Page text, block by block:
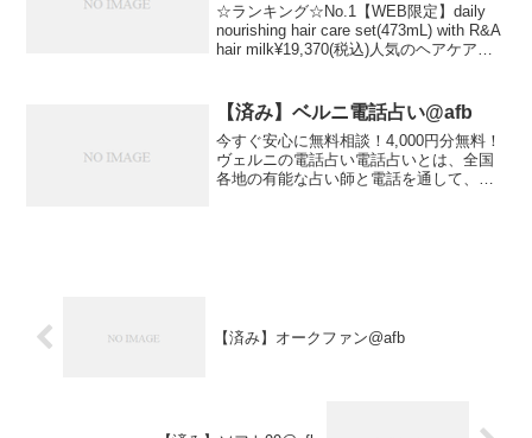
☆ランキング☆No.1【WEB限定】daily
nourishing hair care set(473mL) with R&A
hair milk¥19,370(税込)人気のヘアケアが
【済み】ベルニ電話占い@afb
今すぐ安心に無料相談！4,000円分無料！
ヴェルニの電話占い電話占いとは、全国
各地の有能な占い師と電話を通して、あ
【済み】オークファン@afb